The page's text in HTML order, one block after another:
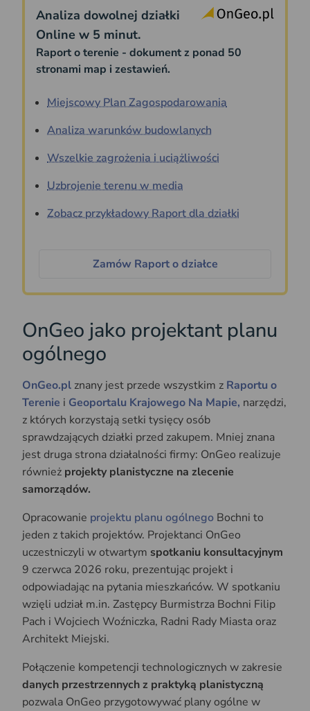
Analiza dowolnej działki
Online w 5 minut.
Raport o terenie - dokument z ponad 50
stronami map i zestawień.
Miejscowy Plan Zagospodarowania
Analiza warunków budowlanych
Wszelkie zagrożenia i uciążliwości
Uzbrojenie terenu w media
Zobacz przykładowy Raport dla działki
Zamów Raport o działce
OnGeo jako projektant planu
ogólnego
OnGeo.pl znany jest przede wszystkim z Raportu o
Terenie i Geoportalu Krajowego Na Mapie, narzędzi,
z których korzystają setki tysięcy osób
sprawdzających działki przed zakupem. Mniej znana
jest druga strona działalności firmy: OnGeo realizuje
również projekty planistyczne na zlecenie
samorządów.
Opracowanie projektu planu ogólnego Bochni to
jeden z takich projektów. Projektanci OnGeo
uczestniczyli w otwartym spotkaniu konsultacyjnym
9 czerwca 2026 roku, prezentując projekt i
odpowiadając na pytania mieszkańców. W spotkaniu
wzięli udział m.in. Zastępcy Burmistrza Bochni Filip
Pach i Wojciech Woźniczka, Radni Rady Miasta oraz
Architekt Miejski.
Połączenie kompetencji technologicznych w zakresie
danych przestrzennych z praktyką planistyczną
pozwala OnGeo przygotowywać plany ogólne w